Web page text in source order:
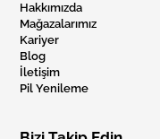
Hakkımızda
Mağazalarımız
Kariyer
Blog
İletişim
Pil Yenileme